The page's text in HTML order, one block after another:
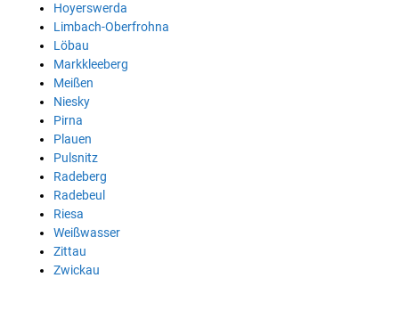
Hoyerswerda
Limbach-Oberfrohna
Löbau
Markkleeberg
Meißen
Niesky
Pirna
Plauen
Pulsnitz
Radeberg
Radebeul
Riesa
Weißwasser
Zittau
Zwickau